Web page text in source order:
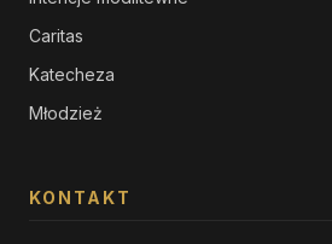
Caritas
Katecheza
Młodzież
KONTAKT